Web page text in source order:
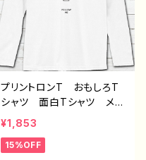
ズ 悪いことを言うパン
ダ タイトル：たいやき悪パ
ンダ 作：こさつね G-6
プリントロンT おもしろT
シャツ 面白Tシャツ メン
ズ レディース おしゃ
れ おすすめ 個性的 面
白い ユニーク 人気 イ
¥1,853
15%OFF